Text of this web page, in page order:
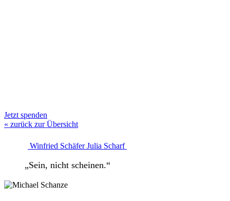
Jetzt spenden
« zurück zur Übersicht
Winfried Schäfer Julia Scharf
„Sein, nicht scheinen.“